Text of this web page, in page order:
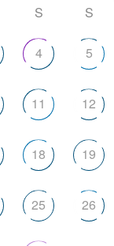
S S
4 5
11 12
18 19
25 26